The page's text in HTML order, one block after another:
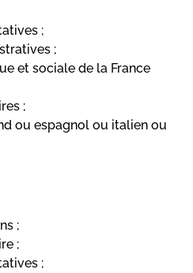
;
;
et sociale de la France
;
ou espagnol ou italien ou
;
;
;